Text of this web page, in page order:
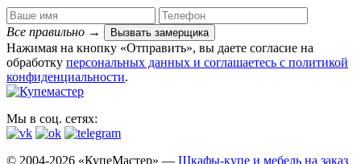
Все правильно → Вызвать замерщика
Нажимая на кнопку «Отправить», вы даете согласие на
обработку персональных данных​ и соглашаетесь c политикой
конфиденциальности.
Мы в соц. сетях:
© 2004-2026 «КупеМастер» — Шкафы-купе и мебель на заказ